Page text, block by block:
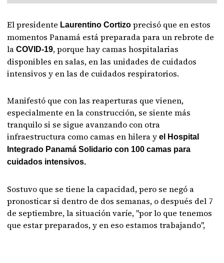
El presidente Laurentino Cortizo precisó que en estos
momentos Panamá está preparada para un rebrote de
la COVID-19, porque hay camas hospitalarias
disponibles en salas, en las unidades de cuidados
intensivos y en las de cuidados respiratorios.
Manifestó que con las reaperturas que vienen,
especialmente en la construcción, se siente más
tranquilo si se sigue avanzando con otra
infraestructura como camas en hilera yel Hospital
Integrado Panamá Solidario con 100 camas para
cuidados intensivos.
Sostuvo que se tiene la capacidad, pero se negó a
pronosticar si dentro de dos semanas, o después del 7
de septiembre, la situación varíe, "por lo que tenemos
que estar preparados, y en eso estamos trabajando",